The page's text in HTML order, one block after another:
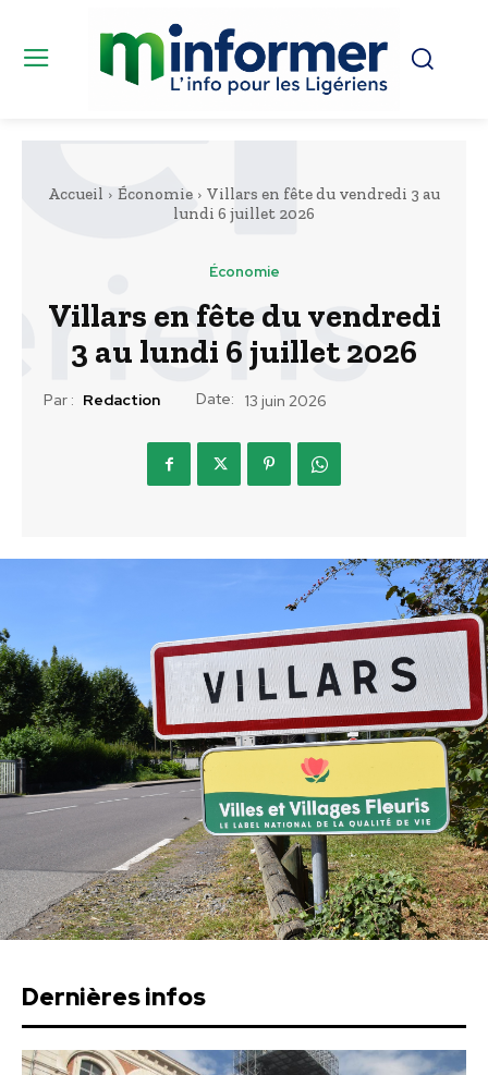
Accueil Économie
Villars en fête du vendredi 3 au
lundi 6 juillet 2026
Économie
Villars en fête du vendredi
3 au lundi 6 juillet 2026
Par : Redaction Date: 13 juin 2026
Dernières infos